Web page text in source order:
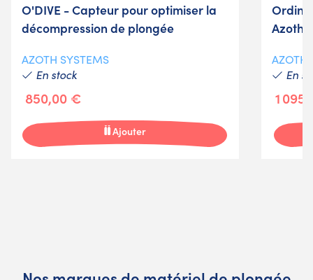
O'DIVE - Capteur pour optimiser la
décompression de plongée
AZOTH SYSTEMS
En stock
850,00 €
Ajouter
Azoth
AZOTH
En
1